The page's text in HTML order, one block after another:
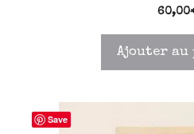
60,00
Ajouter au
Save